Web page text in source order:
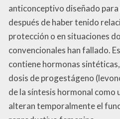
anticonceptivo diseñado
después de haber tenido
protección o en situaciones
convencionales han fallado.
contiene hormonas
dosis de progestágeno
de la síntesis hormonal
alteran temporalmente el